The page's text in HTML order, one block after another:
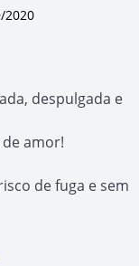
2020
despulgada e
amor!
de fuga e sem